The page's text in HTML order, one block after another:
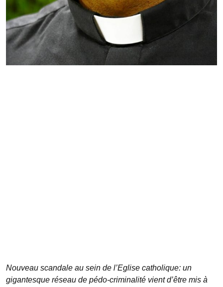
Nouveau scandale au sein de l’Eglise catholique: un
gigantesque réseau de pédo-criminalité vient d’être mis à